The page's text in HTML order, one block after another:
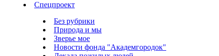
Спецпроект
Без рубрики
Природа и мы
Зверье мое
Новости фонда "Академгородок"